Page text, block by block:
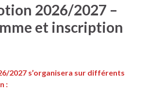
2026/2027 –
et inscription
2027 s’organisera sur différents
: